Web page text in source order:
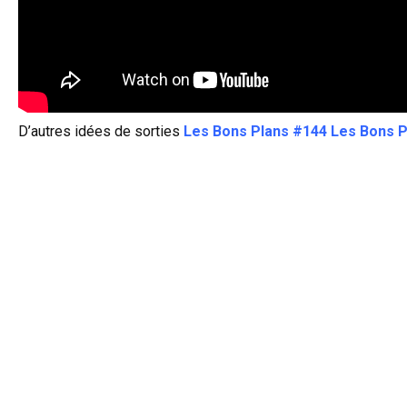
D’autres idées de sorties Les Bons Plans #144 Les Bons